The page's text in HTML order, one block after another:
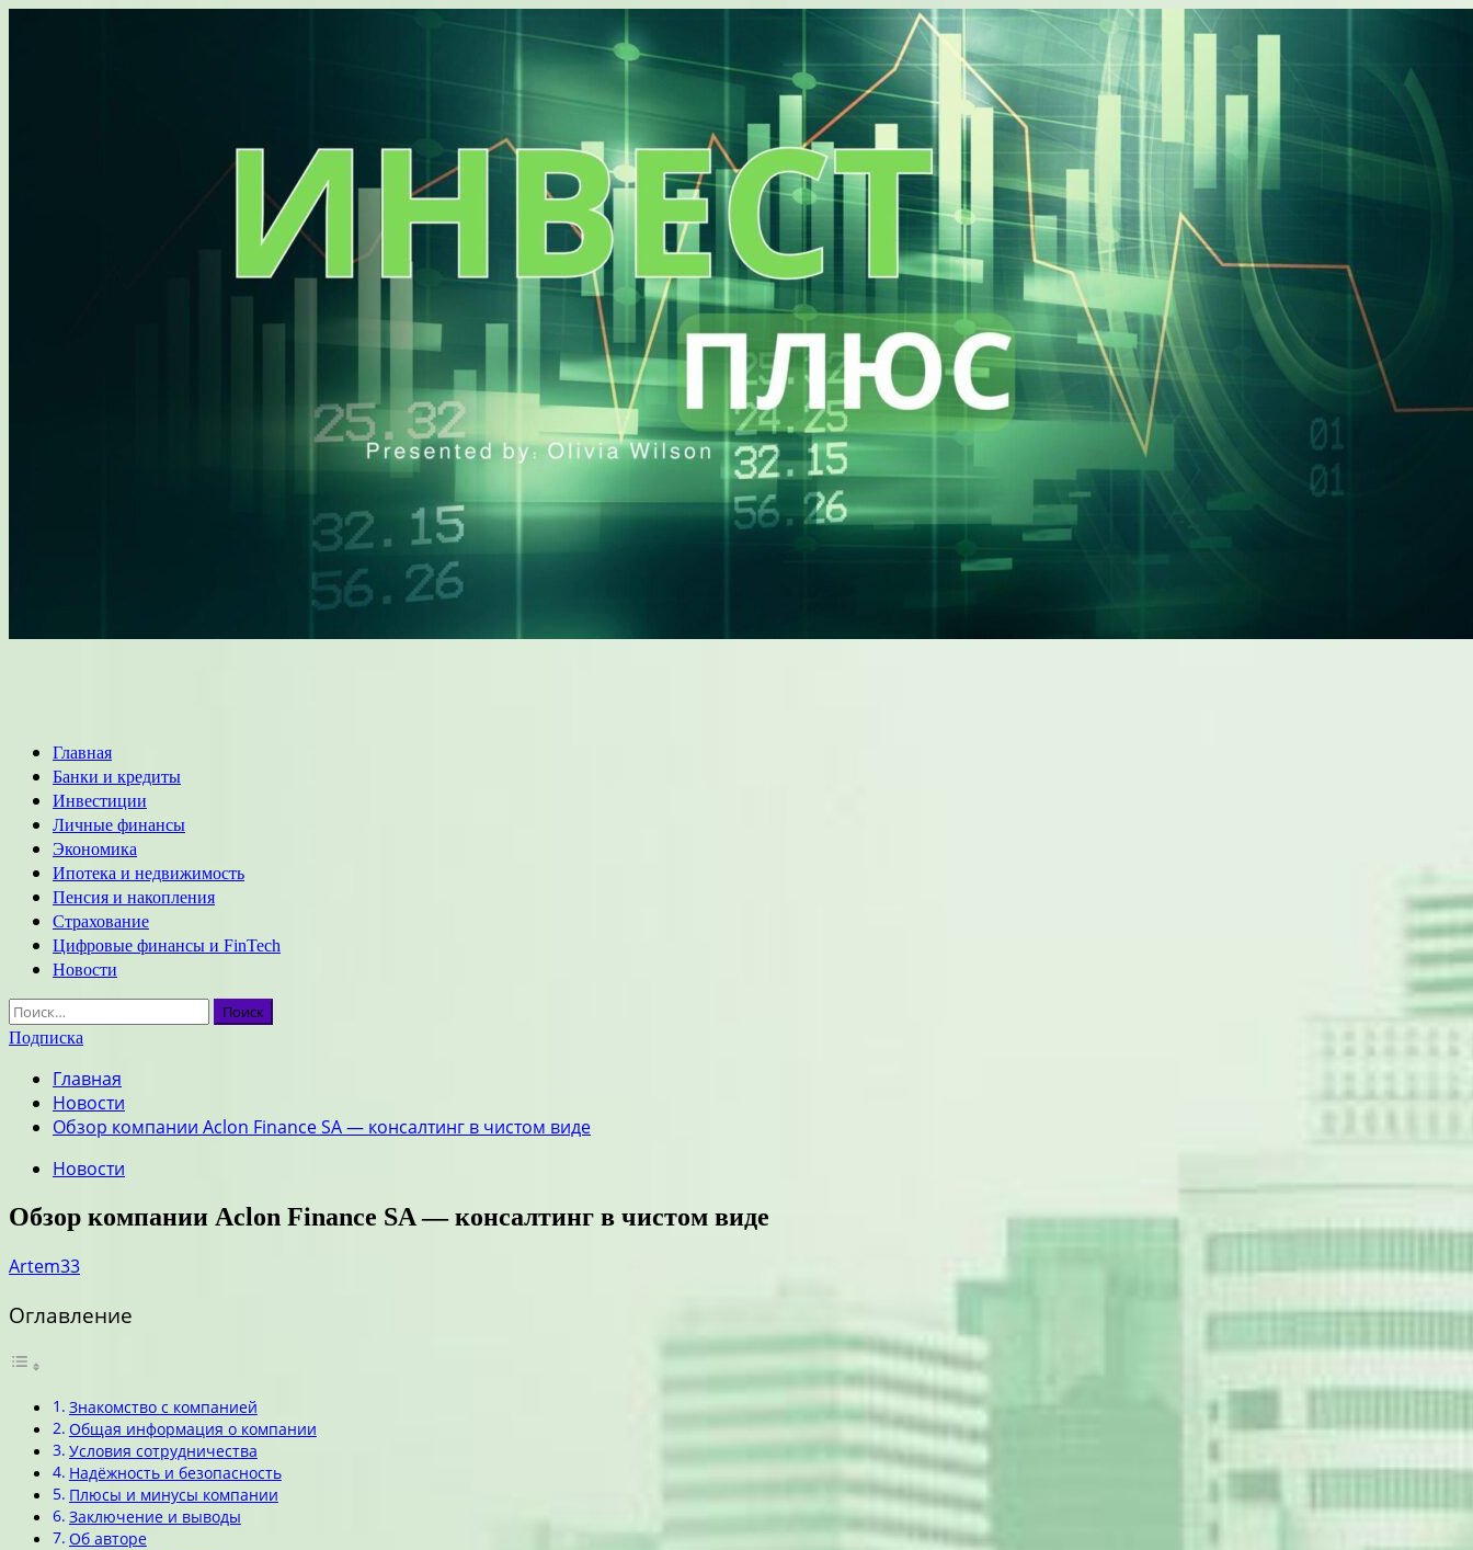
Основное
меню
Главная
Банки и кредиты
Инвестиции
Личные финансы
Экономика
Ипотека и недвижимость
Пенсия и накопления
Страхование
Цифровые финансы и FinTech
Новости
Найти:
Подписка
Главная
Новости
Обзор компании Aclon Finance SA — консалтинг в чистом виде
Новости
Обзор компании Aclon Finance SA — консалтинг в чистом виде
Artem33
Оглавление
Знакомство с компанией
Общая информация о компании
Условия сотрудничества
Надёжность и безопасность
Плюсы и минусы компании
Заключение и выводы
Об авторе